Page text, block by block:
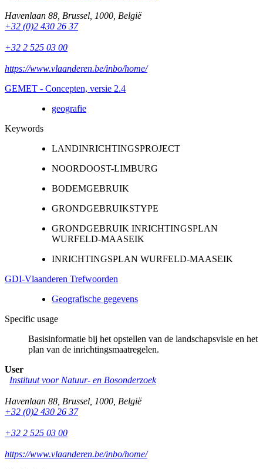
Havenlaan 88 Brussel 1000 België
+32 (0)2 430 26 37
+32 2 525 03 00
https://www.vlaanderen.be/inbo/home/
GEMET - Concepten, versie 2.4
geografie
Keywords
LANDINRICHTINGSPROJECT
NOORDOOST-LIMBURG
BODEMGEBRUIK
GRONDGEBRUIKSTYPE
GRONDGEBRUIK INRICHTINGSPLAN
WURFELD-MAASEIK
INRICHTINGSPLAN WURFELD-MAASEIK
GDI-Vlaanderen Trefwoorden
Geografische gegevens
Specific usage
Basisinformatie bij het opstellen van de landschapsvisie en het
plan van de inrichtingsmaatregelen.
User
Instituut voor Natuur- en Bosonderzoek
Havenlaan 88 Brussel 1000 België
+32 (0)2 430 26 37
+32 2 525 03 00
https://www.vlaanderen.be/inbo/home/